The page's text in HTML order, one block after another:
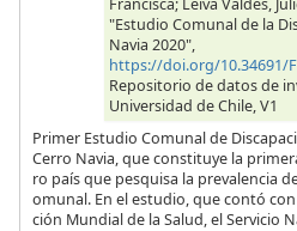
"Estudio Comunal de la
Navia 2020",
https://doi.org/10.34691/
Repositorio de datos de
Universidad de Chile, V1
Primer Estudio Comunal de
Cerro Navia, que constituye la
ro país que pesquisa la prevalencia
omunal. En el estudio, que contó
ción Mundial de la Salud, el Servicio